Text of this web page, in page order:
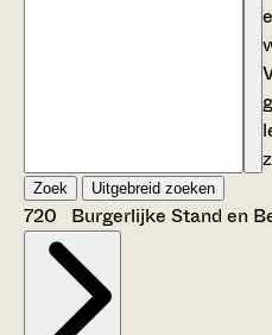
Zoek Uitgebreid zoeken
720 Burgerlijke Stand en